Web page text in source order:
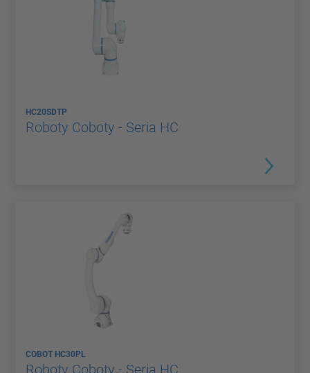
HC20SDTP
Roboty Coboty - Seria HC
COBOT HC30PL
Roboty Coboty - Seria HC